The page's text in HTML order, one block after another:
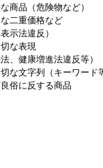
な商品（危険物など）
な二重価格など
表示法違反）
切な表現
法、健康増進法違反等）
切な文字列（キーワード
良俗に反する商品